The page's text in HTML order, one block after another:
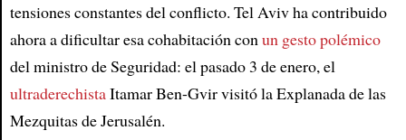
tensiones constantes del conflicto. Tel Aviv ha contribuido
ahora a dificultar esa cohabitación conun gesto polémico
del ministro de Seguridad: el pasado 3 de enero, el
ultraderechistaItamar Ben-Gvir visitó la Explanada de las
Mezquitas de Jerusalén.